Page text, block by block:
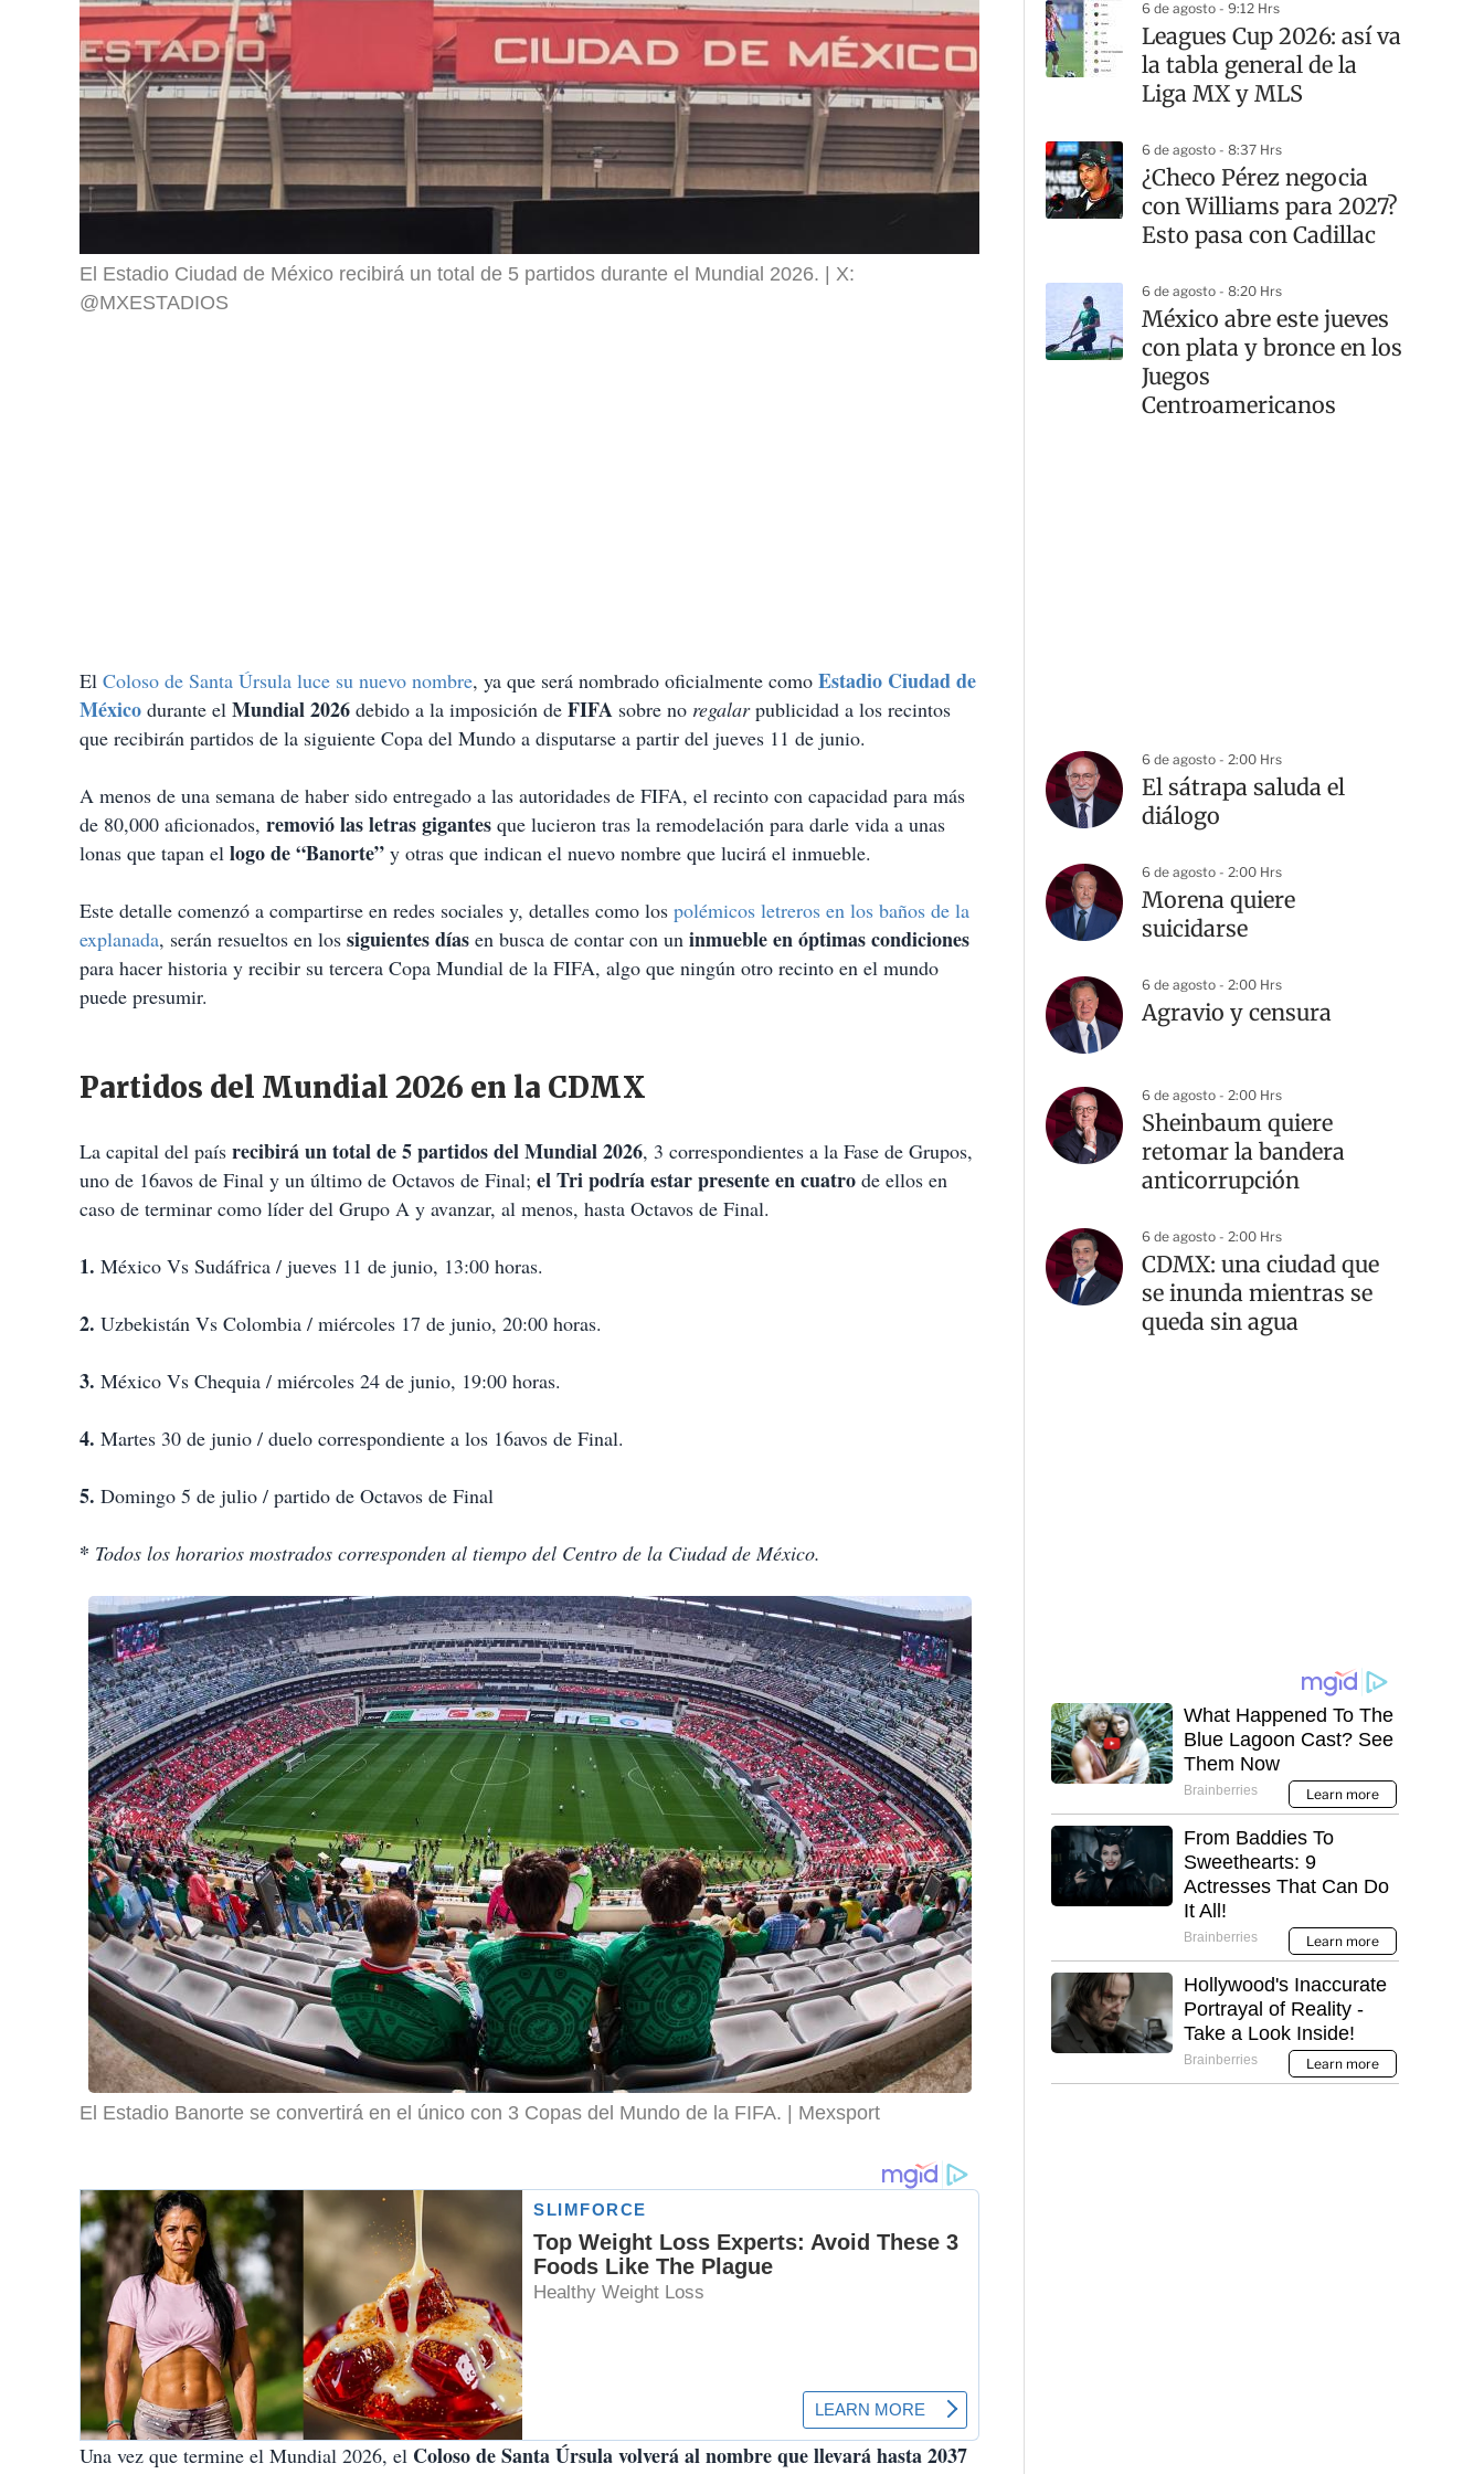
El Estadio Ciudad de México recibirá un total de 5 partidos durante el Mundial 2026.
X:
@MXESTADIOS
El Coloso de Santa Úrsula luce su nuevo nombre, ya que será nombrado oficialmente como Estadio Ciudad de
México durante el Mundial 2026 debido a la imposición de FIFA sobre no regalarpublicidad a los recintos
que recibirán partidos de la siguiente Copa del Mundo a disputarse a partir del jueves 11 de junio.
A menos de una semana de haber sido entregado a las autoridades de FIFA, el recinto con capacidad para más
de 80,000 aficionados, removió las letras gigantes que lucieron tras la remodelación para darle vida a unas
lonas que tapan el logo de “Banorte” y otras que indican el nuevo nombre que lucirá el inmueble.
Este detalle comenzó a compartirse en redes sociales y, detalles como los polémicos letreros en los baños de la
explanada, serán resueltos en los siguientes días en busca de contar con un inmueble en óptimas condiciones
para hacer historia y recibir su tercera Copa Mundial de la FIFA, algo que ningún otro recinto en el mundo
puede presumir.
Partidos del Mundial 2026 en la CDMX
La capital del país recibirá un total de 5 partidos del Mundial 2026, 3 correspondientes a la Fase de Grupos,
uno de 16avos de Final y un último de Octavos de Final; el Tri podría estar presente en cuatro de ellos en
caso de terminar como líder del Grupo A y avanzar, al menos, hasta Octavos de Final.
1. México Vs Sudáfrica / jueves 11 de junio, 13:00 horas.
2. Uzbekistán Vs Colombia / miércoles 17 de junio, 20:00 horas.
3. México Vs Chequia / miércoles 24 de junio, 19:00 horas.
4. Martes 30 de junio / duelo correspondiente a los 16avos de Final.
5. Domingo 5 de julio / partido de Octavos de Final
* Todos los horarios mostrados corresponden al tiempo del Centro de la Ciudad de México.
El Estadio Banorte se convertirá en el único con 3 Copas del Mundo de la FIFA. Mexsport
Una vez que termine el Mundial 2026, el Coloso de Santa Úrsula volverá al nombre que llevará hasta 2037
6 de agosto - 9:12 Hrs
Leagues Cup 2026: así va
la tabla general de la
Liga MX y MLS
6 de agosto - 8:37 Hrs
¿Checo Pérez negocia
con Williams para 2027?
Esto pasa con Cadillac
6 de agosto - 8:20 Hrs
México abre este jueves
con plata y bronce en los
Juegos
Centroamericanos
6 de agosto - 2:00 Hrs
El sátrapa saluda el
diálogo
6 de agosto - 2:00 Hrs
Morena quiere
suicidarse
6 de agosto - 2:00 Hrs
Agravio y censura
6 de agosto - 2:00 Hrs
Sheinbaum quiere
retomar la bandera
anticorrupción
6 de agosto - 2:00 Hrs
CDMX: una ciudad que
se inunda mientras se
queda sin agua